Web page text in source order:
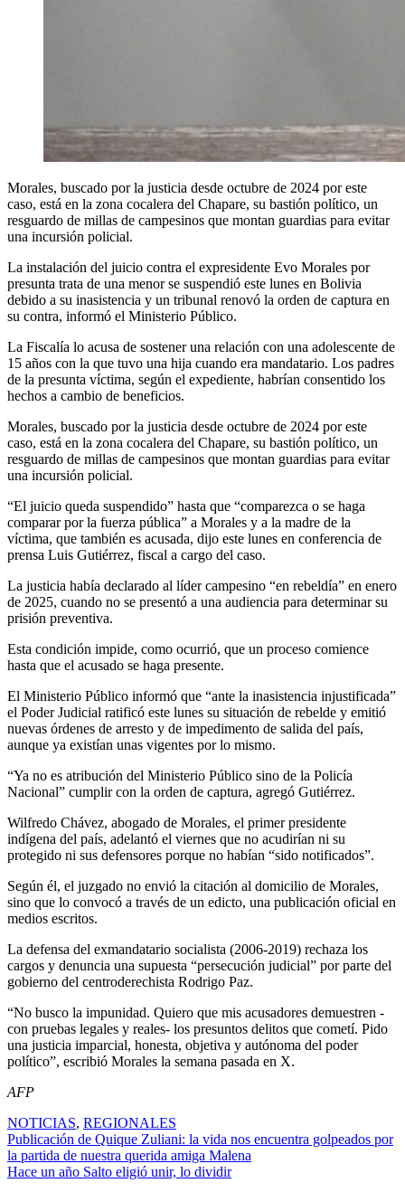
Morales, buscado por la justicia desde octubre de 2024 por este
caso, está en la zona cocalera del Chapare, su bastión político, un
resguardo de millas de campesinos que montan guardias para evitar
una incursión policial.
La instalación del juicio contra el expresidente Evo Morales por
presunta trata de una menor se suspendió este lunes en Bolivia
debido a su inasistencia y un tribunal renovó la orden de captura en
su contra, informó el Ministerio Público.
La Fiscalía lo acusa de sostener una relación con una adolescente de
15 años con la que tuvo una hija cuando era mandatario. Los padres
de la presunta víctima, según el expediente, habrían consentido los
hechos a cambio de beneficios.
Morales, buscado por la justicia desde octubre de 2024 por este
caso, está en la zona cocalera del Chapare, su bastión político, un
resguardo de millas de campesinos que montan guardias para evitar
una incursión policial.
“El juicio queda suspendido” hasta que “comparezca o se haga
comparar por la fuerza pública” a Morales y a la madre de la
víctima, que también es acusada, dijo este lunes en conferencia de
prensa Luis Gutiérrez, fiscal a cargo del caso.
La justicia había declarado al líder campesino “en rebeldía” en enero
de 2025, cuando no se presentó a una audiencia para determinar su
prisión preventiva.
Esta condición impide, como ocurrió, que un proceso comience
hasta que el acusado se haga presente.
El Ministerio Público informó que “ante la inasistencia injustificada”
el Poder Judicial ratificó este lunes su situación de rebelde y emitió
nuevas órdenes de arresto y de impedimento de salida del país,
aunque ya existían unas vigentes por lo mismo.
“Ya no es atribución del Ministerio Público sino de la Policía
Nacional” cumplir con la orden de captura, agregó Gutiérrez.
Wilfredo Chávez, abogado de Morales, el primer presidente
indígena del país, adelantó el viernes que no acudirían ni su
protegido ni sus defensores porque no habían “sido notificados”.
Según él, el juzgado no envió la citación al domicilio de Morales,
sino que lo convocó a través de un edicto, una publicación oficial en
medios escritos.
La defensa del exmandatario socialista (2006-2019) rechaza los
cargos y denuncia una supuesta “persecución judicial” por parte del
gobierno del centroderechista Rodrigo Paz.
“No busco la impunidad. Quiero que mis acusadores demuestren -
con pruebas legales y reales- los presuntos delitos que cometí. Pido
una justicia imparcial, honesta, objetiva y autónoma del poder
político”, escribió Morales la semana pasada en X.
AFP
NOTICIAS, REGIONALES
Navegación
de
Publicación de Quique Zuliani: la vida nos encuentra golpeados por
la partida de nuestra querida amiga Malena
Hace un año Salto eligió unir, lo dividir